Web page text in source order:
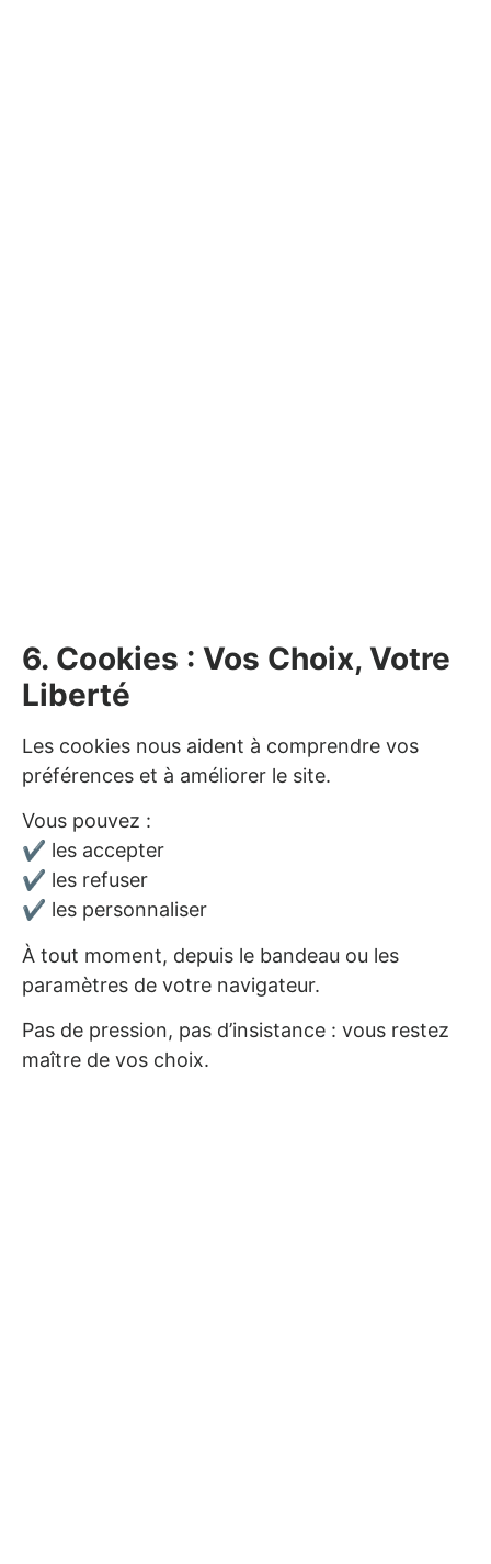
6. Cookies : Vos Choix, Votre
Liberté
Les cookies nous aident à comprendre vos
préférences et à améliorer le site.
Vous pouvez :
✔ les accepter
✔ les refuser
✔ les personnaliser
À tout moment, depuis le bandeau ou les
paramètres de votre navigateur.
Pas de pression, pas d’insistance : vous restez
maître de vos choix.